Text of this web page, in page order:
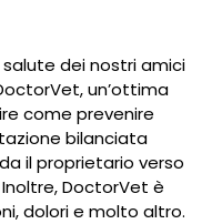
dei nostri amici
un’ottima
come prevenire
bilanciata
il proprietario verso
DoctorVet è
dolori e molto altro.